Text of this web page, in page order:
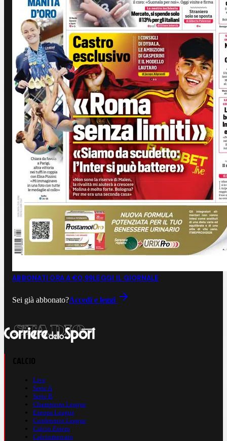
ABBONATI ORA A €0,99LEGGI IL GIORNALE
Sei già abbonato?Accedi e leggi
Live
Serie A
Serie B
Champions League
Europa League
Conference League
Calcio Estero
Calciomercato